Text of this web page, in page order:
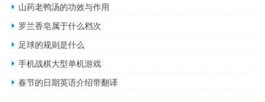
山药老鸭汤的功效与作用
罗兰香皂属于什么档次
足球的规则是什么
手机战棋大型单机游戏
春节的日期英语介绍带翻译